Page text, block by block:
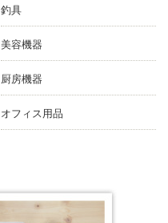
釣具
美容機器
厨房機器
オフィス用品